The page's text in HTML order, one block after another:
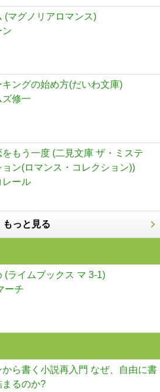
(マグノリアロマンス)
ン
ングの始め方(だいわ文庫)
修一
もう一度 (二見文庫 ザ・ミステ
ョン(ロマンス・コレクション))
レール
もっと見る
(ライムブックス マ 3-1)
ーチ
ら書く小説再入門 なぜ、自由に書
まるのか?